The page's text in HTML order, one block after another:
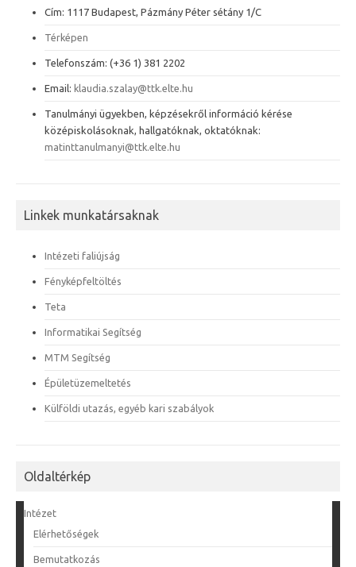
Cím: 1117 Budapest, Pázmány Péter sétány 1/C
Térképen
Telefonszám: (+36 1) 381 2202
Email: klaudia.szalay@ttk.elte.hu
Tanulmányi ügyekben, képzésekről információ kérése
középiskolásoknak, hallgatóknak, oktatóknak:
matinttanulmanyi@ttk.elte.hu
Linkek munkatársaknak
Intézeti faliújság
Fényképfeltöltés
Teta
Informatikai Segítség
MTM Segítség
Épületüzemeltetés
Külföldi utazás, egyéb kari szabályok
Oldaltérkép
Intézet
Elérhetőségek
Bemutatkozás